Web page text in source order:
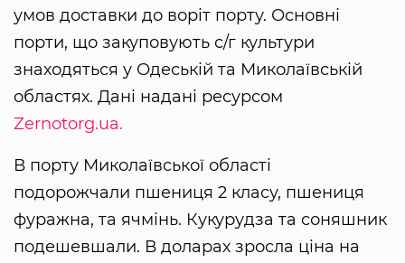
умов доставки до воріт порту. Основні
порти, що закуповують с/г культури
знаходяться у Одеській та Миколаївській
областях. Дані надані ресурсом
Zernotorg.ua.
В порту Миколаївської області
подорожчали пшениця 2 класу, пшениця
фуражна, та ячмінь. Кукурудза та соняшник
подешевшали. В доларах зросла ціна на